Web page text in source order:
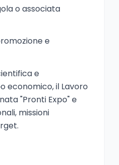
o associata
e
e
economico, il Lavoro
"Pronti Expo" e
missioni